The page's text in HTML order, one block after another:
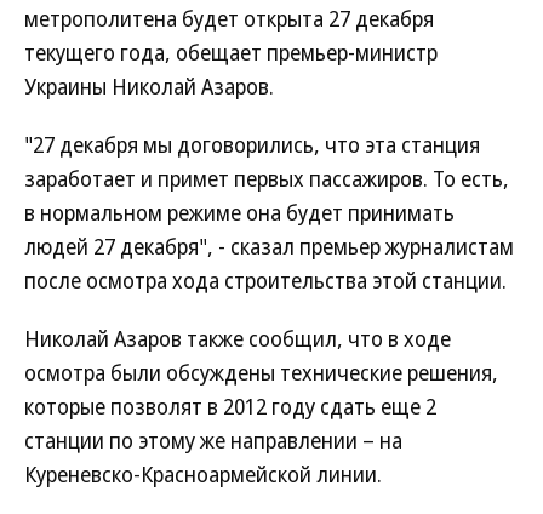
метрополитена будет открыта 27 декабря
текущего года, обещает премьер-министр
Украины Николай Азаров.
"27 декабря мы договорились, что эта станция
заработает и примет первых пассажиров. То есть,
в нормальном режиме она будет принимать
людей 27 декабря", - сказал премьер журналистам
после осмотра хода строительства этой станции.
Николай Азаров также сообщил, что в ходе
осмотра были обсуждены технические решения,
которые позволят в 2012 году сдать еще 2
станции по этому же направлении – на
Куреневско-Красноармейской линии.